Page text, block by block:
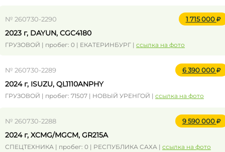
№ 260730-2290 1 715 000
2023 г, DAYUN, CGC4180
ГРУЗОВОЙ | пробег: 0 | ЕКАТЕРИНБУРГ | ссылка на фото
№ 260730-2289 6 390 000
2024 г, ISUZU, QL1110ANPHY
ГРУЗОВОЙ | пробег: 71507 | НОВЫЙ УРЕНГОЙ | ссылка на фото
№ 260730-2288 9 590 000
2024 г, XCMG/MGCM, GR215A
СПЕЦТЕХНИКА | пробег: 0 | РЕСПУБЛИКА САХА | ссылка на фото